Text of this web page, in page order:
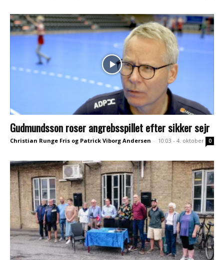
Gudmundsson roser angrebsspillet efter sikker sejr
Christian Runge Fris og Patrick Viborg Andersen - 10:03 - 4. oktober 0